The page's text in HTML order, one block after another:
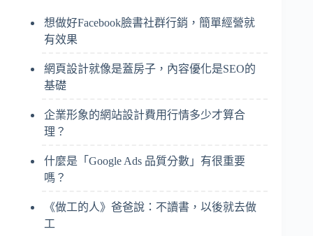
想做好Facebook臉書社群行銷，簡單經營就
有效果
網頁設計就像是蓋房子，內容優化是SEO的
基礎
企業形象的網站設計費用行情多少才算合
理？
什麼是「Google Ads 品質分數」有很重要
嗎？
《做工的人》爸爸說：不讀書，以後就去做
工